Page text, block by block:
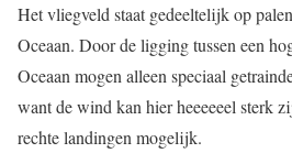
Het vliegveld staat gedeeltelijk op
Oceaan. Door de ligging tussen een
Oceaan mogen alleen speciaal
want de wind kan hier heeeeeel sterk
rechte landingen mogelijk.